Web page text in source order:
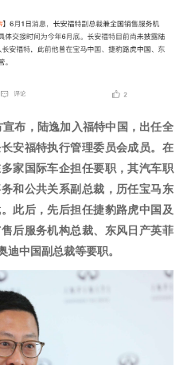
布，陆逸加入福特中国，出任全
安福特执行管理委员会成员。在
家国际车企担任要职，其汽车职
和公共关系副总裁，历任宝马东
此后，先后担任捷豹路虎中国及
后服务机构总裁、东风日产英菲
迪中国副总裁等要职。